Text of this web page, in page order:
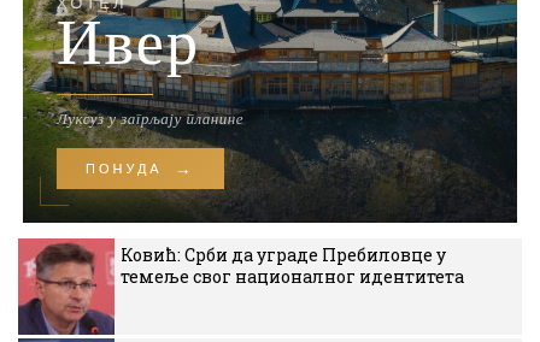
Ковић: Срби да уграде Пребиловце у
темеље свог националног идентитета